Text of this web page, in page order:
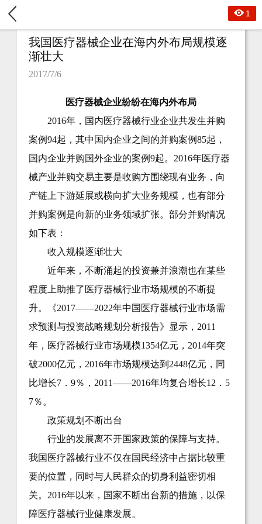
1
我国医疗器械企业在海内外布局规模逐
渐壮大
2017/7/6
医疗器械企业纷纷在海内外布局
2016年，国内医疗器械行业企业共发生并购
案例94起，其中国内企业之间的并购案例85起，
国内企业并购国外企业的案例9起。2016年医疗器
械产业并购交易主要是收购方围绕现有业务，向
产链上下游延展或横向扩大业务规模，也有部分
并购案例是向新的业务领域扩张。部分并购情况
如下表：
收入规模逐渐壮大
近年来，不断涌起的投资兼并浪潮也在某些
程度上助推了医疗器械行业市场规模的不断提
升。《2017——2022年中国医疗器械行业市场需
求预测与投资战略规划分析报告》显示，2011
年，医疗器械行业市场规模1354亿元，2014年突
破2000亿元，2016年市场规模达到2448亿元，同
比增长7．9％，2011——2016年均复合增长12．5
7％。
政策规划不断出台
行业的发展离不开国家政策的保障与支持。
我国医疗器械行业不仅在国民经济中占据比较重
要的位置，同时与人民群众的切身利益密切相
关。2016年以来，国家不断出台新的措施，以保
障医疗器械行业健康发展。